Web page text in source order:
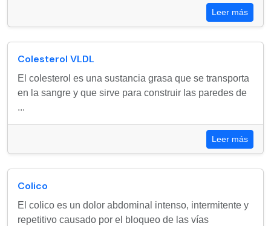
Leer más
Colesterol VLDL
El colesterol es una sustancia grasa que se transporta
en la sangre y que sirve para construir las paredes de
...
Leer más
Colico
El colico es un dolor abdominal intenso, intermitente y
repetitivo causado por el bloqueo de las vías